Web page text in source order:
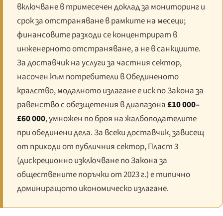
включване в тримесечен доклад за мониторинг и
срок за отстраняване в рамките на месеци;
финансовите разходи се концентрират в
инженерното отстраняване, а не в санкциите.
За доставчик на услуги за частния сектор,
насочен към потребители в Обединеното
кралство, модалното излагане е иск по Закона за
равенство с обезщетения в диапазона£10 000–
£60 000, умножен по броя на жалбоподателите
при обединени дела. За всеки доставчик, зависещ
от приходи от публичния сектор, Пласт 3
(дискреционно изключване по Закона за
обществените поръчки от 2023 г.) е типично
доминиращото икономическо излагане.